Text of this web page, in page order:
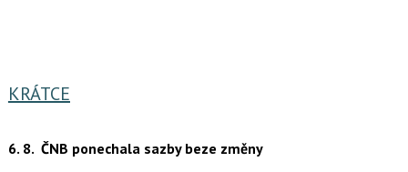
KRÁTCE
6. 8. ČNB ponechala sazby beze změny